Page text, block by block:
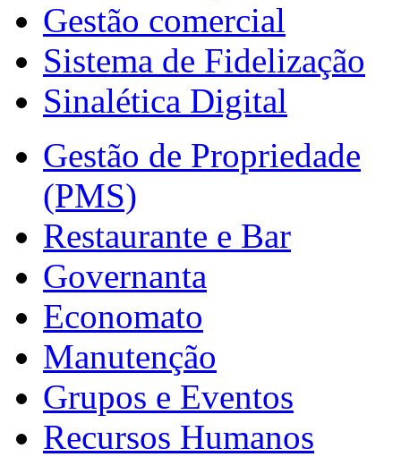
Gestão comercial
Sistema de Fidelização
Sinalética Digital
Gestão de Propriedade
(PMS)
Restaurante e Bar
Governanta
Economato
Manutenção
Grupos e Eventos
Recursos Humanos